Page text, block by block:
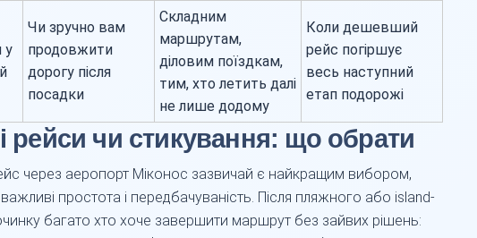
у
Чи зручно вам
продовжити
дорогу після
посадки
Складним
маршрутам,
діловим поїздкам,
тим, хто летить далі
не лише додому
Коли дешевший
рейс погіршує
весь наступний
етап подорожі
рейси чи стикування: що обрати
через аеропорт Міконос зазвичай є найкращим вибором,
простота і передбачуваність. Після пляжного або island-
багато хто хоче завершити маршрут без зайвих рішень: